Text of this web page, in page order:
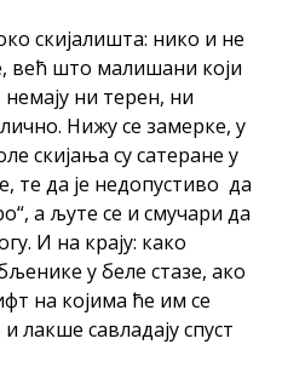
скијалишта: нико и не
већ што малишани који
немају ни терен, ни
Нижу се замерке, у
скијања су сатеране у
те да је недопустиво да
а љуте се и смучари да
И на крају: како
у беле стазе, ако
на којима ће им се
лакше савладају спуст